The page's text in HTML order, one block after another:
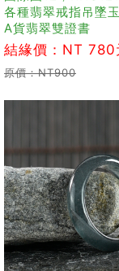
各種翡翠戒指吊墜
A貨翡翠雙證書
結緣價：NT 780
原價：NT900